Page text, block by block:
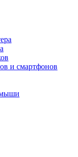
и смартфонов
мыши